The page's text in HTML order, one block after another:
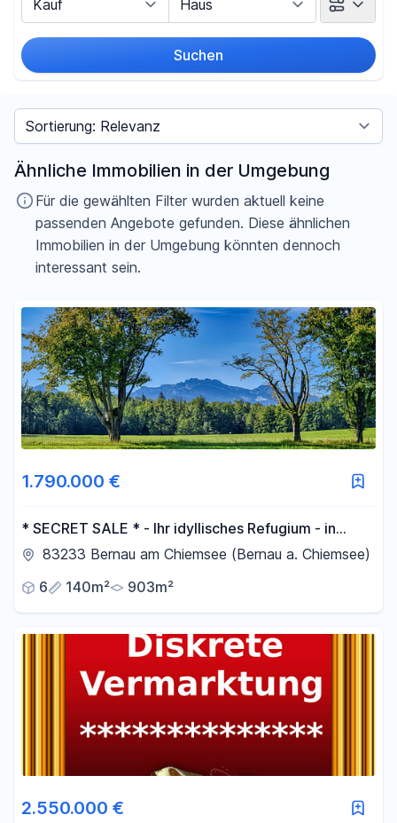
Suchen
Preis
Fläche
- m²
Filter für Fläche zurücksetzen
Sortieren nach
Ähnliche Immobilien in der Umgebung
Für die gewählten Filter wurden aktuell keine
passenden Angebote gefunden. Diese ähnlichen
Immobilien in der Umgebung könnten dennoch
interessant sein.
1.790.000 €
* SECRET SALE * - Ihr idyllisches Refugium - in
traumhafter Wohnlage
83233 Bernau am Chiemsee (Bernau a. Chiemsee)
6
140m² 903m²
2.550.000 €